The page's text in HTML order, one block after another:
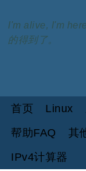
I'm alive, I'm
的得到了。
首页 Linux
帮助FAQ
其
IPv4计算器